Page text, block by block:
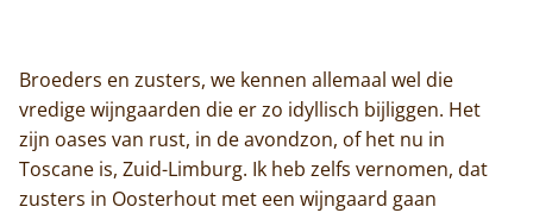
Broeders en zusters, we kennen allemaal wel die
vredige wijngaarden die er zo idyllisch bijliggen. Het
zijn oases van rust, in de avondzon, of het nu in
Toscane is, Zuid-Limburg. Ik heb zelfs vernomen, dat
zusters in Oosterhout met een wijngaard gaan